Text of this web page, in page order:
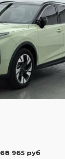
68 965 руб